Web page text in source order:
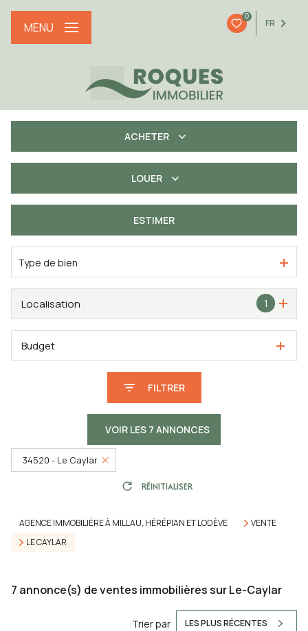
0
FR
MENU
ACHETER
De l'immo pro
LOUER
ESTIMER
Type de bien
1
Localisation
Budget
FILTRER
VOIR LES 7 ANNONCES
34520 - Le Caylar
RÉINITIALISER
AGENCE IMMOBILIÈRE À MILLAU, HÉRÉPIAN ET LODÈVE
VENTE
LE CAYLAR
7 annonce(s) de ventes immobilières sur Le-Caylar
Trier par LES PLUS RÉCENTES